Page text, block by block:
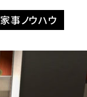
家事ノウハウ